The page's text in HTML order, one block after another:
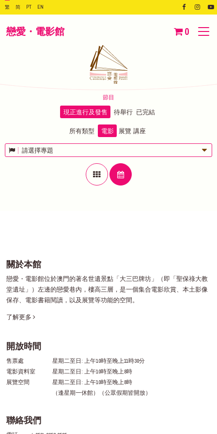
繁 简 PT EN
戀愛・電影館 0
節目
現正進行及發售 待舉行 已完結
所有類型 電影 展覽 講座
請選擇專題
關於本館
戀愛・電影館位於澳門的著名世遺景點「大三巴牌坊」（即「聖保祿大教
堂遺址」）左邊的戀愛巷內，樓高三層，是一個集合電影欣賞、本土影像
保存、電影書籍閱讀，以及展覽等功能的空間。
了解更多
開放時間
售票處
星期二至日: 上午10時至晚上11時30分
電影資料室
星期二至日: 上午10時至晚上8時
展覽空間
星期二至日: 上午10時至晚上8時
（逢星期一休館）（公眾假期皆開放）
聯絡我們